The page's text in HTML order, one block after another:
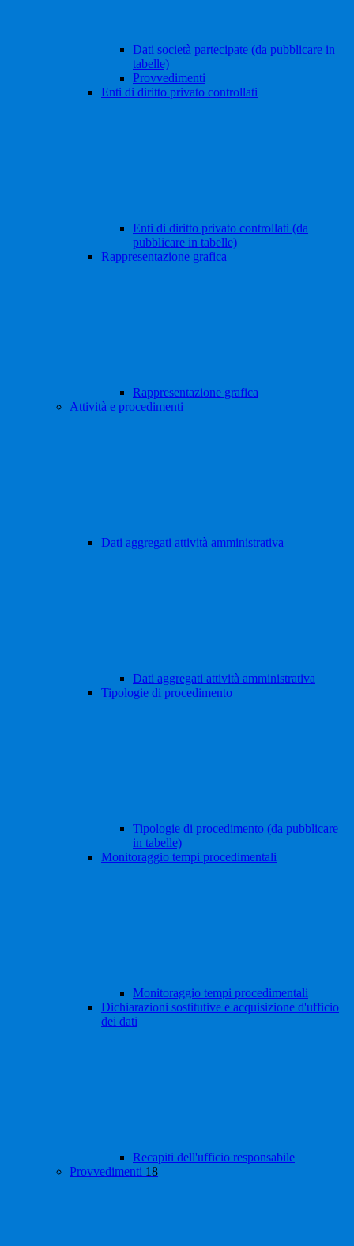
Dati società partecipate (da pubblicare in
tabelle)
Provvedimenti
Enti di diritto privato controllati
Enti di diritto privato controllati (da
pubblicare in tabelle)
Rappresentazione grafica
Rappresentazione grafica
Attività e procedimenti
Dati aggregati attività amministrativa
Dati aggregati attività amministrativa
Tipologie di procedimento
Tipologie di procedimento (da pubblicare
in tabelle)
Monitoraggio tempi procedimentali
Monitoraggio tempi procedimentali
Dichiarazioni sostitutive e acquisizione d'ufficio
dei dati
Recapiti dell'ufficio responsabile
Provvedimenti 18